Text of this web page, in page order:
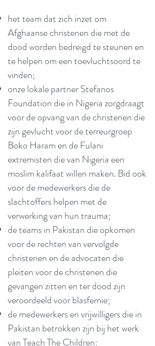
het team dat zich inzet om
Afghaanse christenen die met de
dood worden bedreigd te steunen en
te helpen om een toevluchtsoord te
vinden;
onze lokale partner Stefanos
Foundation die in Nigeria zorgdraagt
voor de opvang van de christenen die
zijn gevlucht voor de terreurgroep
Boko Haram en de Fulani
extremisten die van Nigeria een
moslim kalifaat willen maken. Bid ook
voor de medewerkers die de
slachtoffers helpen met de
verwerking van hun trauma;
de teams in Pakistan die opkomen
voor de rechten van vervolgde
christenen en de advocaten die
pleiten voor de christenen die
gevangen zitten en ter dood zijn
veroordeeld voor blasfemie;
de medewerkers en vrijwilligers die in
Pakistan betrokken zijn bij het werk
vanTeach The Children;